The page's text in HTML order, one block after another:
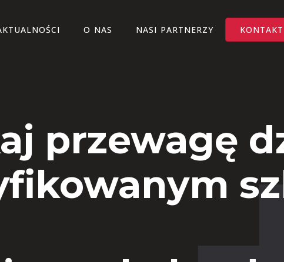
O NAS NASI PARTNERZY KONTAKT
przewagę